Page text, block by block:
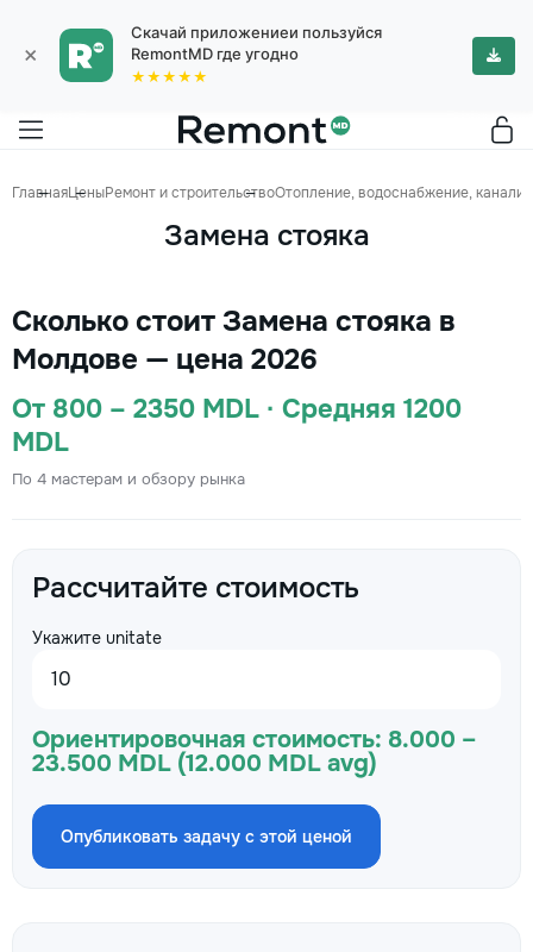
×
Скачай приложениеи пользуйся
RemontMD где угодно
★★★★★
ГлавнаяЦеныРемонт и строительствоОтопление, водоснабжение,
Замена стояка
Сколько стоит Замена стояка в
Молдове — цена 2026
От 800 – 2350 MDL · Средняя 1200
MDL
По 4 мастерам и обзору рынка
Рассчитайте стоимость
Укажите unitate
Ориентировочная стоимость: 8.000 –
23.500 MDL (12.000 MDL avg)
Опубликовать задачу с этой ценой